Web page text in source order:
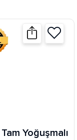
Yoğuşmalı